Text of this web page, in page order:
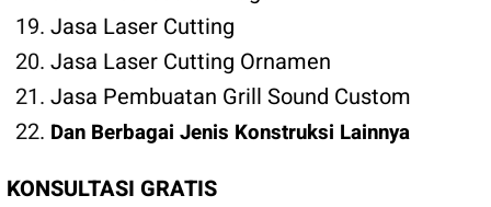
Jasa Laser Cutting
Jasa Laser Cutting Ornamen
Jasa Pembuatan Grill Sound Custom
Dan Berbagai Jenis Konstruksi Lainnya
KONSULTASI GRATIS